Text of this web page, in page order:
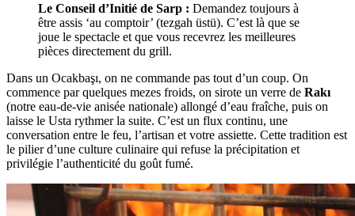
Le Conseil d’Initié de Sarp : Demandez toujours à
être assis ‘au comptoir’ (tezgah üstü). C’est là que se
joue le spectacle et que vous recevrez les meilleures
pièces directement du grill.
Dans un Ocakbaşı, on ne commande pas tout d’un coup. On
commence par quelques mezes froids, on sirote un verre de Rakı
(notre eau-de-vie anisée nationale) allongé d’eau fraîche, puis on
laisse le Usta rythmer la suite. C’est un flux continu, une
conversation entre le feu, l’artisan et votre assiette. Cette tradition est
le pilier d’une culture culinaire qui refuse la précipitation et
privilégie l’authenticité du goût fumé.